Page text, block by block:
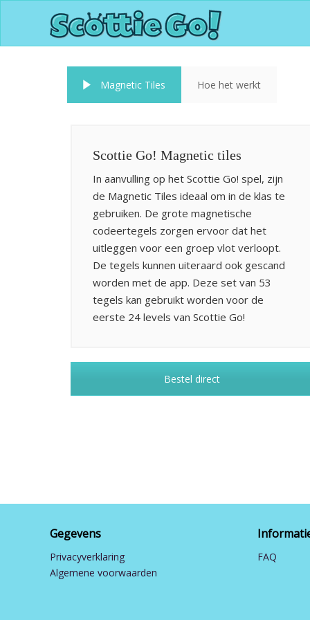
Magnetic Tiles Hoe het werkt
Scottie Go! Magnetic tiles
In aanvulling op het Scottie Go! spel, zijn
de Magnetic Tiles ideaal om in de klas te
gebruiken. De grote magnetische
codeertegels zorgen ervoor dat het
uitleggen voor een groep vlot verloopt.
De tegels kunnen uiteraard ook gescand
worden met de app. Deze set van 53
tegels kan gebruikt worden voor de
eerste 24 levels van Scottie Go!
Bestel direct
Gegevens
Privacyverklaring
Algemene voorwaarden
FAQ